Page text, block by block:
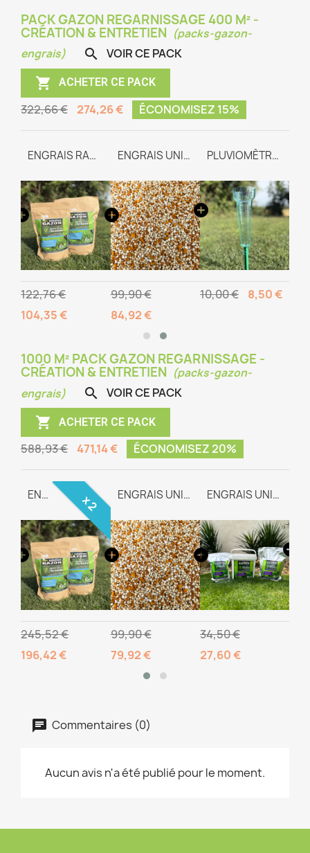
PACK GAZON REGARNISSAGE 400 M² -
CRÉATION & ENTRETIEN (packs-gazon-
engrais)
 VOIR CE PACK
 ACHETER CE PACK
322,66 € 274,26 € ÉCONOMISEZ 15%
ENGRAIS RACINAIRE
122,76 €
104,35 €
ENGRAIS UNIVERSEL TEAM-WAY
99,90 €
84,92 €
PLUVIOMÈTRE GRADUÉ
10,00 € 8,50 €
1000 M² PACK GAZON REGARNISSAGE -
CRÉATION & ENTRETIEN (packs-gazon-
engrais)
 VOIR CE PACK
 ACHETER CE PACK
588,93 € 471,14 € ÉCONOMISEZ 20%
x 2
ENGRAIS RACINAIRE
245,52 €
196,42 €
ENGRAIS UNIVERSEL TEAM-WAY
99,90 €
79,92 €
ENGRAIS UNIVERSEL TEAM-WAY
34,50 €
27,60 €
Commentaires (0)
Aucun avis n'a été publié pour le moment.